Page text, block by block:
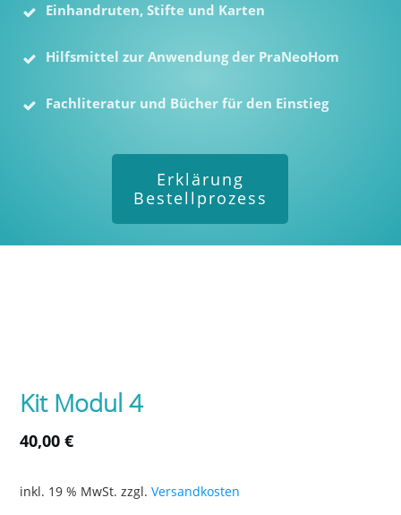
Einhandruten, Stifte und Karten
Hilfsmittel zur Anwendung der PraNeoHom
Fachliteratur und Bücher für den Einstieg
Erklärung
Bestellprozess
Kit Modul 4
40,00 €
inkl. 19 % MwSt. zzgl. Versandkosten